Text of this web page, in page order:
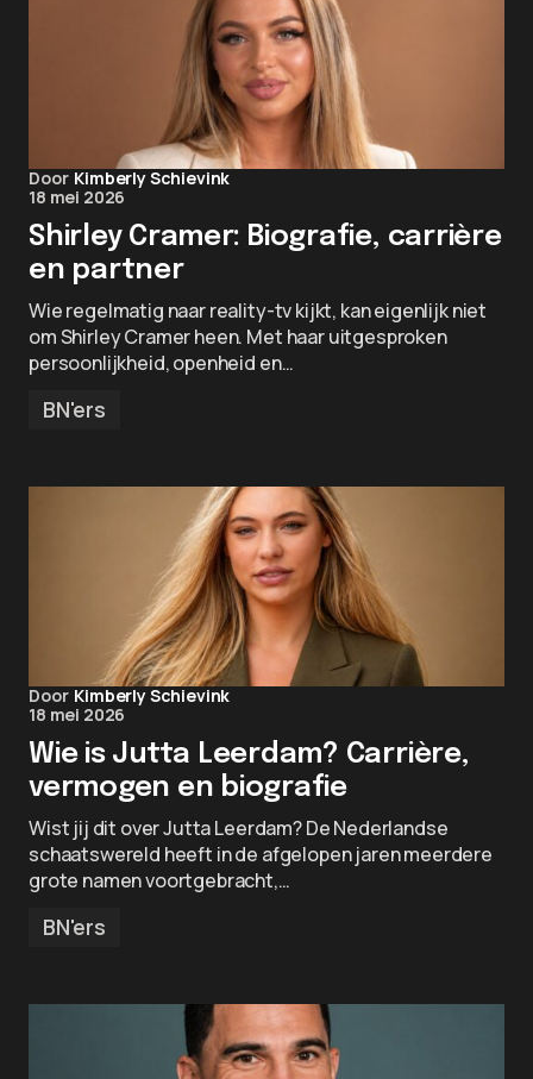
Door Kimberly Schievink
18 mei 2026
Shirley Cramer: Biografie, carrière
en partner
Wie regelmatig naar reality-tv kijkt, kan eigenlijk niet
om Shirley Cramer heen. Met haar uitgesproken
persoonlijkheid, openheid en…
BN'ers
Door Kimberly Schievink
18 mei 2026
Wie is Jutta Leerdam? Carrière,
vermogen en biografie
Wist jij dit over Jutta Leerdam? De Nederlandse
schaatswereld heeft in de afgelopen jaren meerdere
grote namen voortgebracht,…
BN'ers